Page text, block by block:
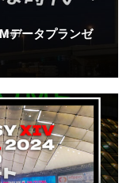
データプランゼ